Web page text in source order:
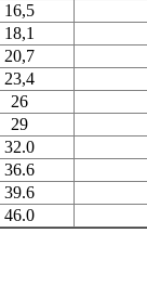
16,5
18,1
20,7
23,4
26
29
32.0
36.6
39.6
46.0